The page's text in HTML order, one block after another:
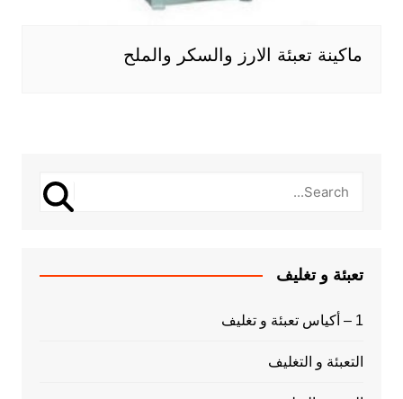
ماكينة تعبئة الارز والسكر والملح
تعبئة و تغليف
1 – أكياس تعبئة و تغليف
التعبئة و التغليف